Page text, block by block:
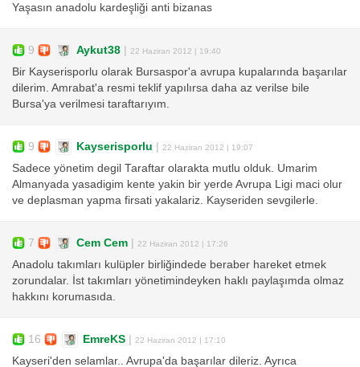
Yaşasın anadolu kardeşliği anti bizanas
9 Aykut38 | 22 Haziran 2012 | 19:40
Bir Kayserisporlu olarak Bursaspor'a avrupa kupalarında başarılar
dilerim. Amrabat'a resmi teklif yapılırsa daha az verilse bile
Bursa'ya verilmesi taraftarıyım.
9 Kayserisporlu | 22 Haziran 2012 | 19:07
Sadece yönetim degil Taraftar olarakta mutlu olduk. Umarim
Almanyada yasadigim kente yakin bir yerde Avrupa Ligi maci olur
ve deplasman yapma firsati yakalariz. Kayseriden sevgilerle.
7 Cem Cem | 22 Haziran 2012 | 17:26
Anadolu takımları kulüpler birliğindede beraber hareket etmek
zorundalar. İst takımları yönetimindeyken haklı paylaşımda olmaz
hakkını korumasıda.
16 EmreKS | 22 Haziran 2012 | 17:10
Kayseri'den selamlar.. Avrupa'da başarılar dileriz. Ayrıca